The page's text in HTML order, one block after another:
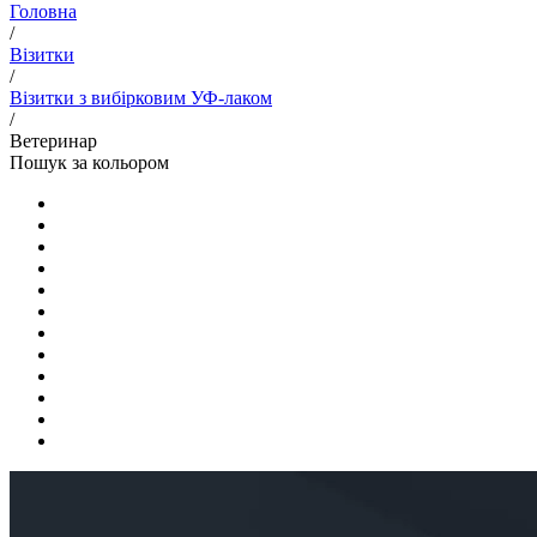
Головна
/
Візитки
/
Візитки з вибірковим УФ-лаком
/
Ветеринар
Пошук за кольором